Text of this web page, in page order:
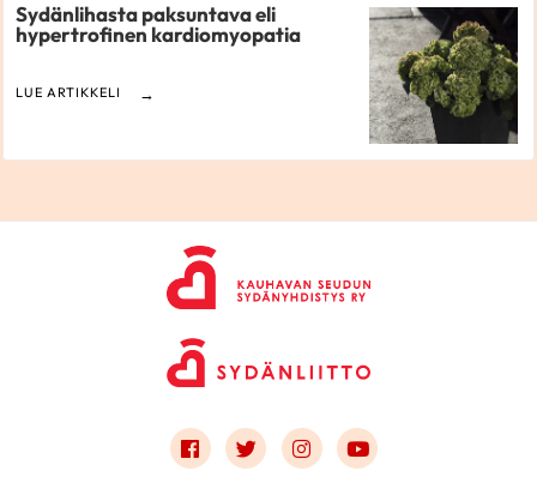
Sydänlihasta paksuntava eli
hypertrofinen kardiomyopatia
LUE ARTIKKELI
Link to facebook
Link to twitter
Link to instagram
Link to youtube